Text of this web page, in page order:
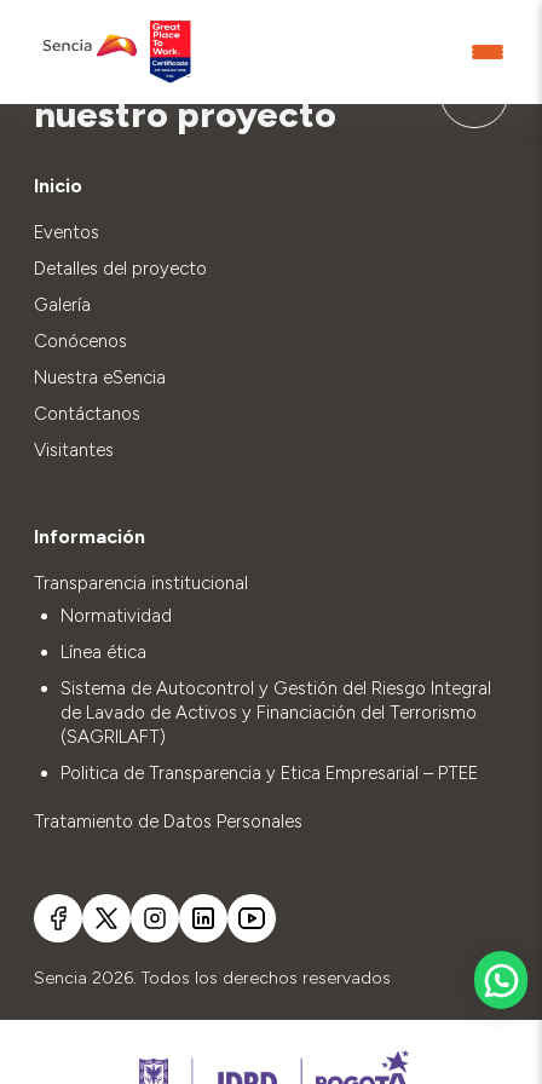
Aprende más sobre
nuestro proyecto
Inicio
Eventos
Detalles del proyecto
Galería
Conócenos
Nuestra eSencia
Contáctanos
Visitantes
Información
Transparencia institucional
Normatividad
Línea ética
Sistema de Autocontrol y Gestión del Riesgo Integral
de Lavado de Activos y Financiación del Terrorismo
(SAGRILAFT)
Politica de Transparencia y Etica Empresarial – PTEE
Tratamiento de Datos Personales
Sencia 2026. Todos los derechos reservados